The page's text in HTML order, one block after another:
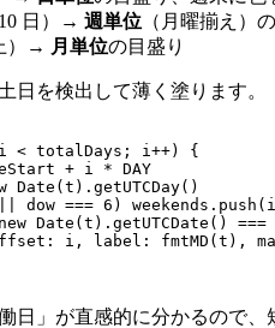
日）→ 週単位 （月曜揃え）
）→ 月単位の目盛り
日を検出して薄く塗ります。
< totalDays; i++) {
+ i * DAY
Date(t).getUTCDay()
dow === 6)
Date(t).getUTCDate() ===
i, label: fmtMD(t),
日」が直感的に分かるので